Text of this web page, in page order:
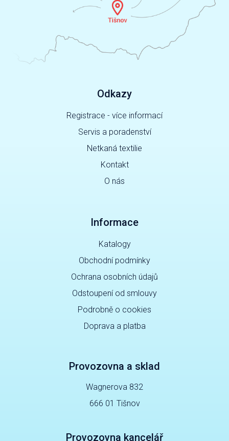
Odkazy
Registrace - více informací
Servis a poradenství
Netkaná textilie
Kontakt
O nás
Informace
Katalogy
Obchodní podmínky
Ochrana osobních údajů
Odstoupení od smlouvy
Podrobně o cookies
Doprava a platba
Provozovna a sklad
Wagnerova 832
666 01 Tišnov
Provozovna kancelář